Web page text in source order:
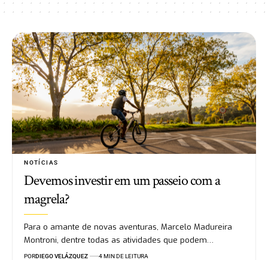
NOTÍCIAS
Devemos investir em um passeio com a
magrela?
Para o amante de novas aventuras, Marcelo Madureira
Montroni, dentre todas as atividades que podem…
PORDIEGO VELÁZQUEZ 4 MIN DE LEITURA